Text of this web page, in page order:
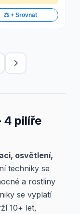
⚖️ + Srovnat
4 pilíře
osvětlení,
techniky se
a rostliny
se vyplatí
10+ let,